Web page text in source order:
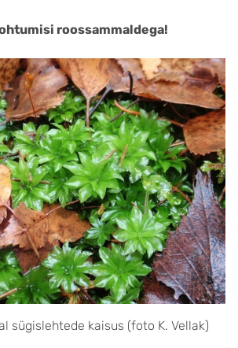
roossammaldega!
sügislehtede kaisus (foto K. Vellak)